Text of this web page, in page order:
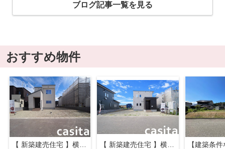
ブログ記事一覧を見る
おすすめ物件
【 新築建売住宅 】横手市八幡字長者町No58 横手北小学校区のオール電化 4LDK
【 新築建売住宅 】横手市八幡字長者町No50 横手北小学校区のオール電化 3LDK